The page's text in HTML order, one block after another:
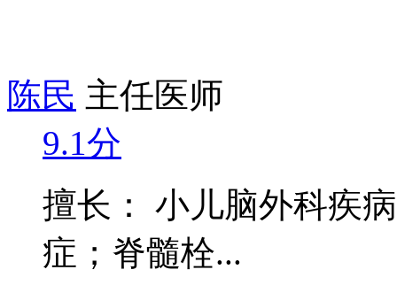
陈民 主任医师
9.1分
擅长： 小儿脑外科疾
症；脊髓栓...